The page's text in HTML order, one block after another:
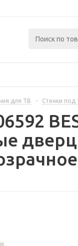
для ТВ - Стенки под